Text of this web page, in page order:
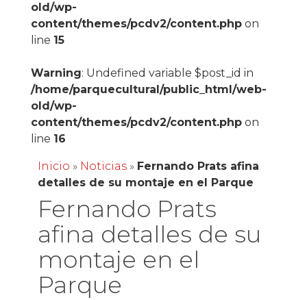
old/wp-
content/themes/pcdv2/content.phpon
line 15
Warning: Undefined variable $post_id in
/home/parquecultural/public_html/web-
old/wp-
content/themes/pcdv2/content.phpon
line 16
Inicio » Noticias» Fernando Prats afina
detalles de su montaje en el Parque
Fernando Prats
afina detalles de su
montaje en el
Parque